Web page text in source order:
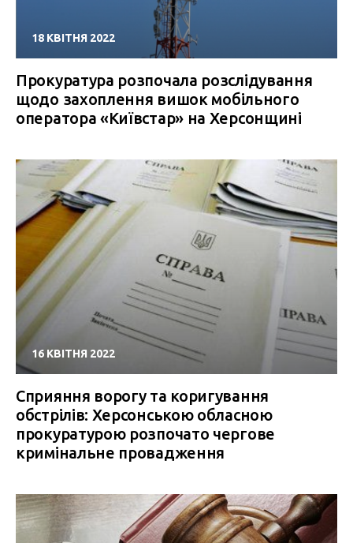
18 КВІТНЯ 2022
Прокуратура розпочала розслідування
щодо захоплення вишок мобільного
оператора «Київстар» на Херсонщині
16 КВІТНЯ 2022
Сприяння ворогу та коригування
обстрілів: Херсонською обласною
прокуратурою розпочато чергове
кримінальне провадження